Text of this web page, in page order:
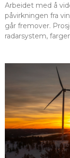
Arbeidet med å
påvirkningen fra
går fremover.
radarsystem,